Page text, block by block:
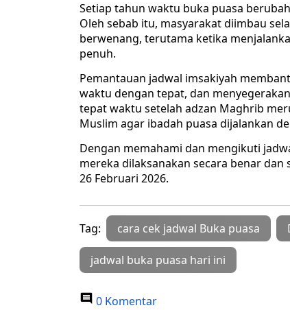
Setiap tahun waktu buka puasa
Oleh sebab itu, masyarakat diimbau
berwenang, terutama ketika
penuh.
Pemantauan jadwal imsakiyah
waktu dengan tepat, dan
tepat waktu setelah adzan Maghrib
Muslim agar ibadah puasa dijalankan
Dengan memahami dan mengikuti
mereka dilaksanakan secara benar
26 Februari 2026.
Tag: cara cek jadwal Buka puasa
jadwal buka puasa hari ini
0 Komentar